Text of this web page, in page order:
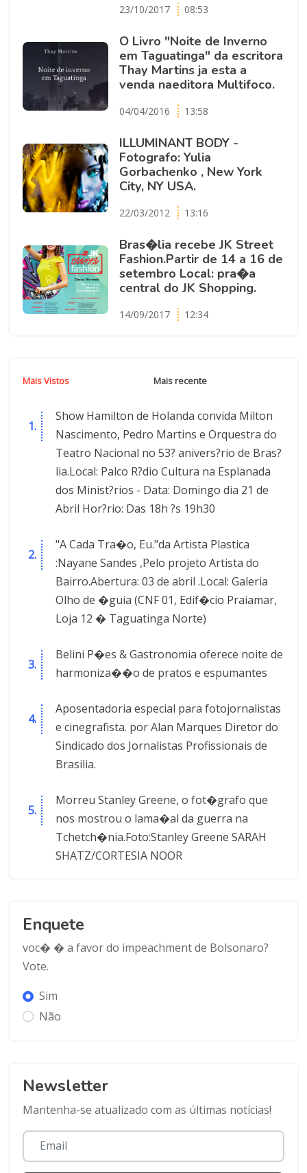
23/10/2017 08:53
O Livro "Noite de Inverno
em Taguatinga" da escritora
Thay Martins ja esta a
venda naeditora Multifoco.
04/04/2016 13:58
ILLUMINANT BODY -
Fotografo: Yulia
Gorbachenko , New York
City, NY USA.
22/03/2012 13:16
Bras�lia recebe JK Street
Fashion.Partir de 14 a 16 de
setembro Local: pra�a
central do JK Shopping.
14/09/2017 12:34
Mais Vistos Mais recente
Show Hamilton de Holanda convida Milton
Nascimento, Pedro Martins e Orquestra do
Teatro Nacional no 53? anivers?rio de Bras?
lia.Local: Palco R?dio Cultura na Esplanada
dos Minist?rios - Data: Domingo dia 21 de
Abril Hor?rio: Das 18h ?s 19h30
"A Cada Tra�o, Eu."da Artista Plastica
:Nayane Sandes ,Pelo projeto Artista do
Bairro.Abertura: 03 de abril .Local: Galeria
Olho de �guia (CNF 01, Edif�cio Praiamar,
Loja 12 � Taguatinga Norte)
Belini P�es & Gastronomia oferece noite de
harmoniza��o de pratos e espumantes
Aposentadoria especial para fotojornalistas
e cinegrafista. por Alan Marques Diretor do
Sindicado dos Jornalistas Profissionais de
Brasilia.
Morreu Stanley Greene, o fot�grafo que
nos mostrou o lama�al da guerra na
Tchetch�nia.Foto:Stanley Greene SARAH
SHATZ/CORTESIA NOOR
Enquete
voc� � a favor do impeachment de Bolsonaro?
Vote.
Sim
Não
Newsletter
Mantenha-se atualizado com as últimas notícias!